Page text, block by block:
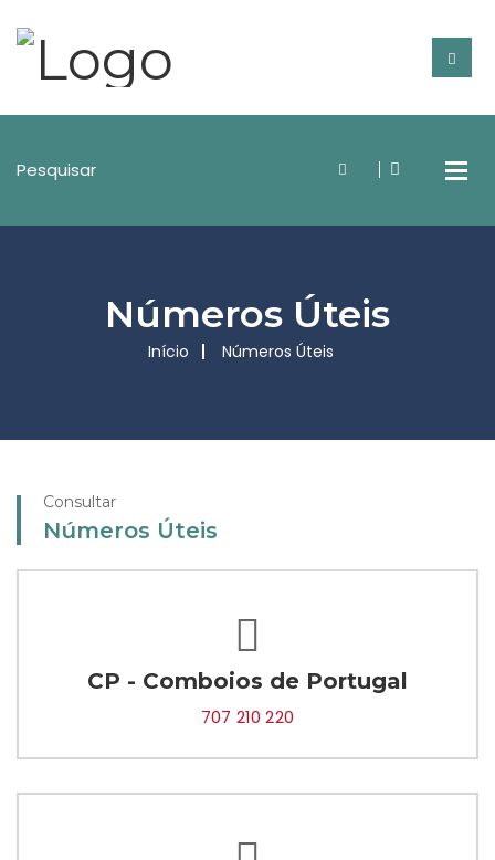
Números Úteis
Início Números Úteis
Consultar
Números Úteis
CP - Comboios de Portugal
707 210 220